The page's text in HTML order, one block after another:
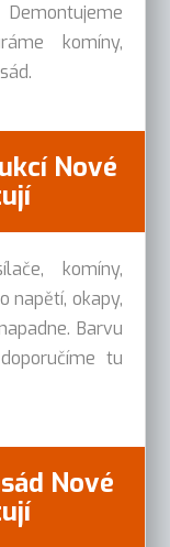
komíny,
Nové
komíny,
napětí, okapy,
Barvu
tu
Nové